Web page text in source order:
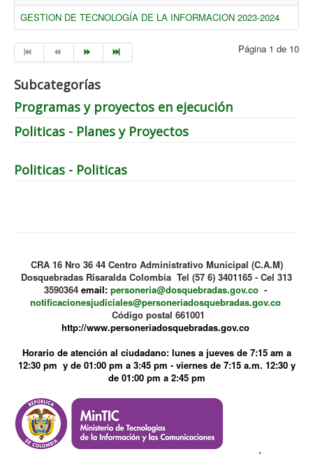
GESTION DE TECNOLOGÍA DE LA INFORMACION 2023-2024
Página 1 de 10
Subcategorías
Programas y proyectos en ejecución
Politicas - Planes y Proyectos
Politicas - Politicas
CRA 16 Nro 36 44 Centro Administrativo Municipal (C.A.M)
Dosquebradas Risaralda Colombia Tel (57 6) 3401165 - Cel 313
3590364 email: personeria@dosquebradas.gov.co-
notificacionesjudiciales@personeriadosquebradas.gov.co
Código postal 661001
http://www.personeriadosquebradas.gov.co
Horario de atención al ciudadano: lunes a jueves de 7:15 am a
12:30 pm y de 01:00 pm a 3:45 pm - viernes de 7:15 a.m. 12:30 y
de 01:00 pm a 2:45 pm